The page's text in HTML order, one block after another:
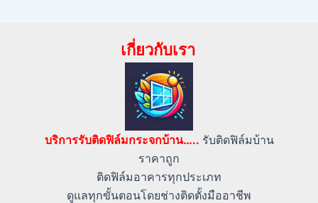
เกี่ยวกับเรา
บริการรับติดฟิล์มกระจกบ้าน….. รับติดฟิล์มบ้าน
ราคาถูก
ติดฟิล์มอาคารทุกประเภท
ดูแลทุกขั้นตอนโดยช่างติดตั้งมืออาชีพ